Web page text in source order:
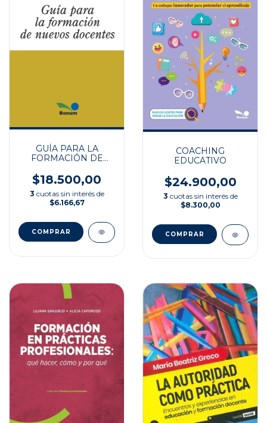
GUÍA PARA LA
FORMACIÓN DE
$18.500,00
3 cuotas sin interés de
$6.166,67
COACHING
EDUCATIVO
$24.900,00
3 cuotas sin interés de
$8.300,00